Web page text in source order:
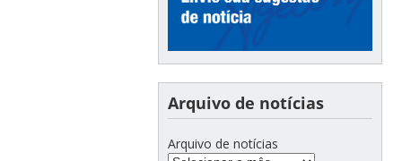
Arquivo de notícias
Arquivo de notícias